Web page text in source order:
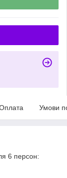
Умови
6 персон: